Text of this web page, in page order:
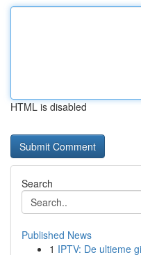
HTML is disabled
Search
Published News
1 IPTV: De ultieme